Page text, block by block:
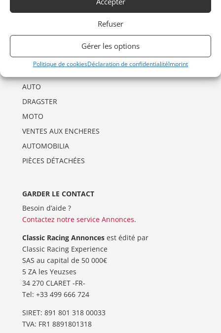
Refuser
Gérer les options
Politique de cookiesDéclaration de confidentialitéImprint
Politique de cookies (UE)
AUTO
DRAGSTER
MOTO
VENTES AUX ENCHERES
AUTOMOBILIA
PIÈCES DÉTACHÉES
GARDER LE CONTACT
Besoin d’aide ?
Contactez notre service Annonces.
Classic Racing Annoncesest édité par
Classic Racing Experience
SAS au capital de 50 000€
5 ZA les Yeuzses
34 270 CLARET -FR-
Tel: ‭+33 499 666 724‬
SIRET: 891 801 318 00033
TVA: FR1 8891801318